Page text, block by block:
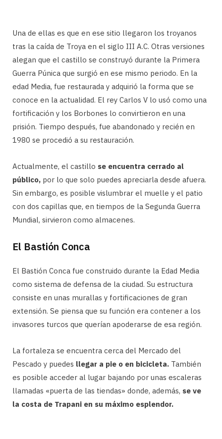
Una de ellas es que en ese sitio llegaron los troyanos
tras la caída de Troya en el siglo III A.C. Otras versiones
alegan que el castillo se construyó durante la Primera
Guerra Púnica que surgió en ese mismo periodo. En la
edad Media, fue restaurada y adquirió la forma que se
conoce en la actualidad. El rey Carlos V lo usó como una
fortificación y los Borbones lo convirtieron en una
prisión. Tiempo después, fue abandonado y recién en
1980 se procedió a su restauración.
Actualmente, el castillo se encuentra cerrado al
público, por lo que solo puedes apreciarla desde afuera.
Sin embargo, es posible vislumbrar el muelle y el patio
con dos capillas que, en tiempos de la Segunda Guerra
Mundial, sirvieron como almacenes.
El Bastión Conca
El Bastión Conca fue construido durante la Edad Media
como sistema de defensa de la ciudad. Su estructura
consiste en unas murallas y fortificaciones de gran
extensión. Se piensa que su función era contener a los
invasores turcos que querían apoderarse de esa región.
La fortaleza se encuentra cerca del Mercado del
Pescado y puedes llegar a pie o en bicicleta. También
es posible acceder al lugar bajando por unas escaleras
llamadas «puerta de las tiendas» donde, además, se ve
la costa de Trapani en su máximo esplendor.